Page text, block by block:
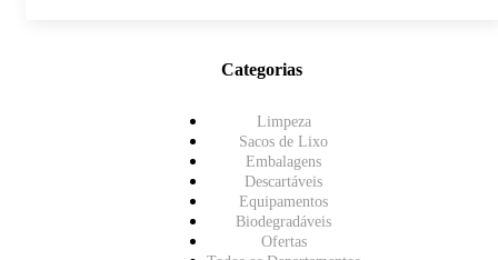
Categorias
Limpeza
Sacos de Lixo
Embalagens
Descartáveis
Equipamentos
Biodegradáveis
Ofertas